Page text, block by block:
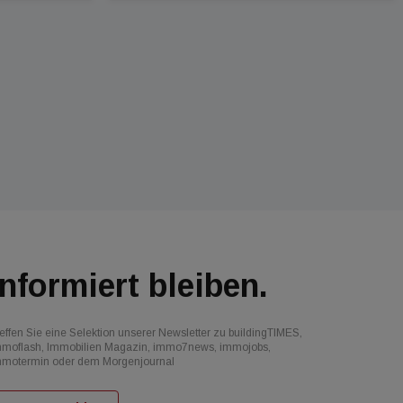
bleiben.
Sie eine Selektion unserer Newsletter zu buildingTIMES,
Immobilien Magazin, immo7news, immojobs,
oder dem Morgenjournal